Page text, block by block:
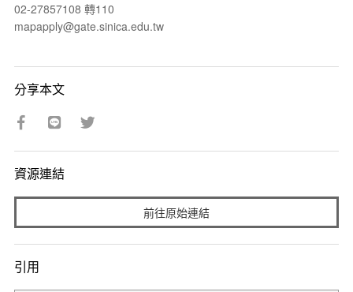
02-27857108 轉110
mapapply@gate.sinica.edu.tw
分享本文
資源連結
前往原始連結
引用